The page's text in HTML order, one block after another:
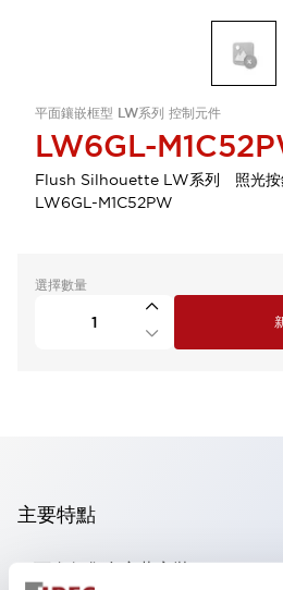
平面鑲嵌框型 LW系列 控制元件
LW6GL-
Flush Silhouette LW系列 照光
LW6GL-M1C52PW
選擇數量
主要特點
可進行集合密著安裝